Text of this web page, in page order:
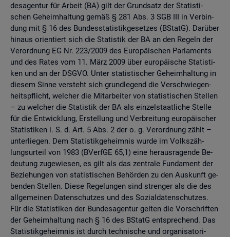
des­agen­tur für Ar­beit (BA) gilt der Grund­satz der Sta­tis­ti­
schen Ge­heim­hal­tung gemäß § 281 Abs. 3 SGB III in Ver­bin­
dung mit § 16 des Bun­des­sta­tis­tik­ge­set­zes (BStatG). Dar­über
hin­aus ori­en­tiert sich die Sta­tis­tik der BA an den Re­geln der
Ver­ord­nung EG Nr. 223/2009 des Eu­ro­päi­schen Par­la­ments
und des Rates vom 11. März 2009 über eu­ro­päi­sche Sta­tis­ti­
ken und an der DSGVO. Unter sta­tis­ti­scher Ge­heim­hal­tung in
die­sem Sinne ver­steht sich grund­le­gend die Ver­schwie­gen­
heits­pflicht, wel­cher die Mit­ar­bei­ter von sta­tis­ti­schen Stel­len
– zu wel­cher die Sta­tis­tik der BA als ein­zel­staat­li­che Stel­le
für die Ent­wick­lung, Er­stel­lung und Ver­brei­tung eu­ro­päi­scher
Sta­tis­ti­ken i. S. d. Art. 5 Abs. 2 der o. g. Ver­ord­nung zählt –
un­ter­lie­gen. Dem Sta­tis­tik­ge­heim­nis wurde im Volks­zäh­
lungs­ur­teil von 1983 (BVerf­GE 65,1) eine her­aus­ra­gen­de Be­
deu­tung zu­ge­wie­sen, es gilt als das zen­tra­le Fun­da­ment der
Be­zie­hun­gen von sta­tis­ti­schen Be­hör­den zu den Aus­kunft ge­
ben­den Stel­len. Diese Re­ge­lun­gen sind stren­ger als die des
all­ge­mei­nen Da­ten­schut­zes und des So­zi­al­da­ten­schut­zes.
Für die Sta­tis­ti­ken der Bun­des­agen­tur gel­ten die Vor­schrif­ten
der Ge­heim­hal­tung nach § 16 des BStatG ent­spre­chend. Das
Sta­tis­tik­ge­heim­nis ist durch tech­ni­sche und or­ga­ni­sa­to­ri­